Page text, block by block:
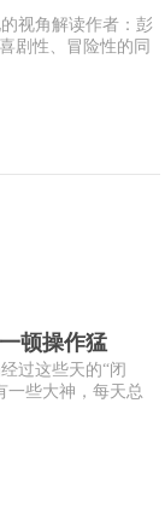
视角解读作者：彭
剧性、冒险性的同
顿操作猛
过这些天的“闭
一些大神，每天总